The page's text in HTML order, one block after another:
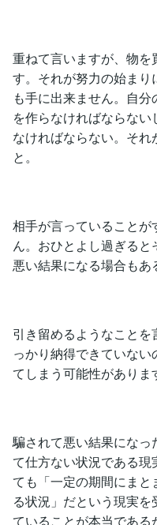
重ねて言いますが、物
す。それが努力の始ま
も手に出来ません。自
を作らなければならな
なければならない。そ
と。
相手が言っていること
ん。おひとよし過ぎると
悪い結果になる場合もあ
引き留めるようなこと
っかり納得できていな
てしまう可能性がありま
騙されて悪い結果になっ
て仕方ない状況である
ても「一定の期間にま
る状況」だという現実
ていることが本当であ